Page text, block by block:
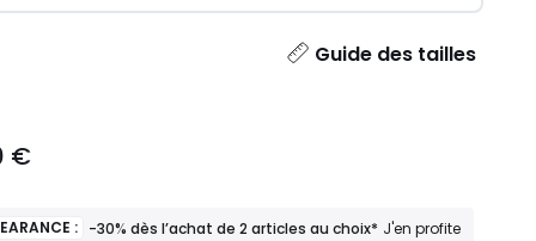
Guide des tailles
€
: -30% dès l’achat de 2 articles au choix* J'en profite